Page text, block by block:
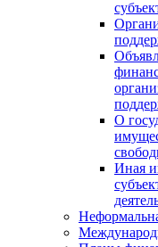
О
Иная